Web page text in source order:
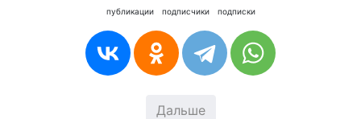
публикации подписчики подписки
Дальше